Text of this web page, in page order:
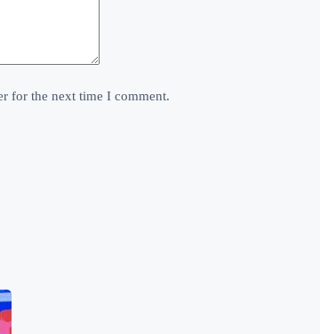
for the next time I comment.